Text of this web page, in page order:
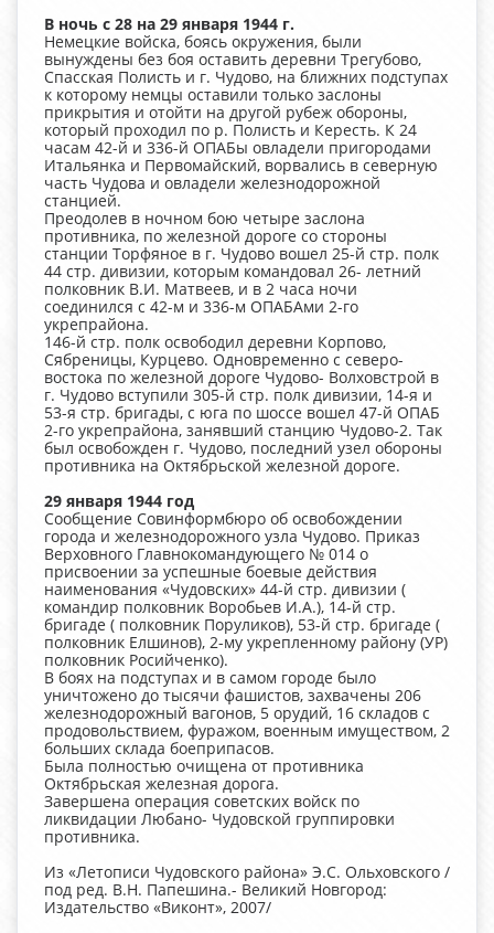
В ночь с 28 на 29 января 1944 г.
Немецкие войска, боясь окружения, были
вынуждены без боя оставить деревни Трегубово,
Спасская Полисть и г. Чудово, на ближних подступах
к которому немцы оставили только заслоны
прикрытия и отойти на другой рубеж обороны,
который проходил по р. Полисть и Кересть. К 24
часам 42-й и 336-й ОПАБы овладели пригородами
Итальянка и Первомайский, ворвались в северную
часть Чудова и овладели железнодорожной
станцией.
Преодолев в ночном бою четыре заслона
противника, по железной дороге со стороны
станции Торфяное в г. Чудово вошел 25-й стр. полк
44 стр. дивизии, которым командовал 26- летний
полковник В.И. Матвеев, и в 2 часа ночи
соединился с 42-м и 336-м ОПАБАми 2-го
укрепрайона.
146-й стр. полк освободил деревни Корпово,
Сябреницы, Курцево. Одновременно с северо-
востока по железной дороге Чудово- Волховстрой в
г. Чудово вступили 305-й стр. полк дивизии, 14-я и
53-я стр. бригады, с юга по шоссе вошел 47-й ОПАБ
2-го укрепрайона, занявший станцию Чудово-2. Так
был освобожден г. Чудово, последний узел обороны
противника на Октябрьской железной дороге.
29 января 1944 год
Сообщение Совинформбюро об освобождении
города и железнодорожного узла Чудово. Приказ
Верховного Главнокомандующего № 014 о
присвоении за успешные боевые действия
наименования «Чудовских» 44-й стр. дивизии (
командир полковник Воробьев И.А.), 14-й стр.
бригаде ( полковник Поруликов), 53-й стр. бригаде (
полковник Елшинов), 2-му укрепленному району (УР)
полковник Росийченко).
В боях на подступах и в самом городе было
уничтожено до тысячи фашистов, захвачены 206
железнодорожный вагонов, 5 орудий, 16 складов с
продовольствием, фуражом, военным имуществом, 2
больших склада боеприпасов.
Была полностью очищена от противника
Октябрьская железная дорога.
Завершена операция советских войск по
ликвидации Любано- Чудовской группировки
противника.
Из «Летописи Чудовского района» Э.С. Ольховского /
под ред. В.Н. Папешина.- Великий Новгород:
Издательство «Виконт», 2007/